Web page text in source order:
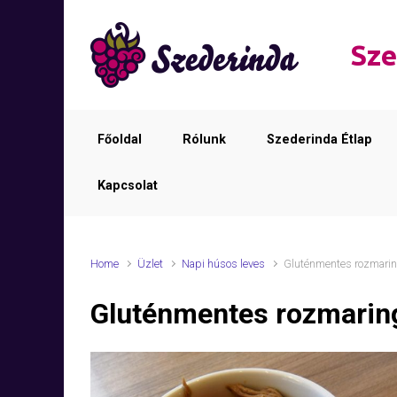
Főoldal Rólunk Szederinda Étlap
Kapcsolat
Home Üzlet Napi húsos leves Gluténmentes
Gluténmentes